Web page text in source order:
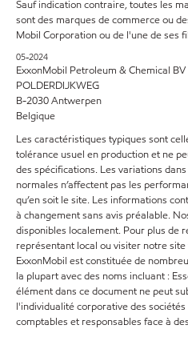
Sauf indication contraire, toutes les
sont des marques de commerce ou
Mobil Corporation ou de l'une de ses
05-2024
ExxonMobil Petroleum & Chemical BV
POLDERDIJKWEG
B-2030 Antwerpen
Belgique
Les caractéristiques typiques sont
tolérance usuel en production et ne
des spécifications. Les variations
normales n’affectent pas les
qu’en soit le site. Les informations
à changement sans avis préalable.
disponibles localement. Pour plus de
représentant local ou visiter notre site
ExxonMobil est constituée de
la plupart avec des noms incluant :
élément dans ce document ne peut
l'individualité corporative des
comptables et responsables face à